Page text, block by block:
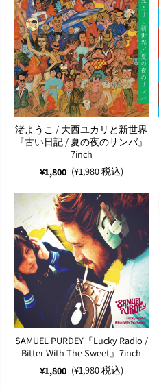
渚ようこ / 大西ユカリと新世界
『古い日記 / 夏の夜のサンバ』
7inch
¥1,800 (¥1,980 税込)
SAMUEL PURDEY『Lucky Radio /
Bitter With The Sweet』7inch
¥1,800 (¥1,980 税込)